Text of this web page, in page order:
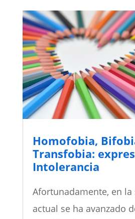
Homofobia,
Transfobia:
Intolerancia
Afortunadamente, en la
actual se ha avanzado